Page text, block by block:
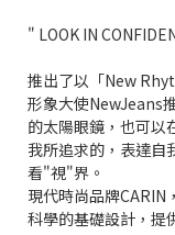
" LOOK IN
推出了以「New
形象大使NewJeans
的太陽眼鏡，也可以
我所追求的，表達自
看"視"界。
現代時尚品牌CARIN
科學的基礎設計，提